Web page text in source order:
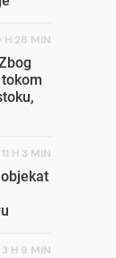
H 28 MIN
11 H 3 MIN
3 H 9 MIN